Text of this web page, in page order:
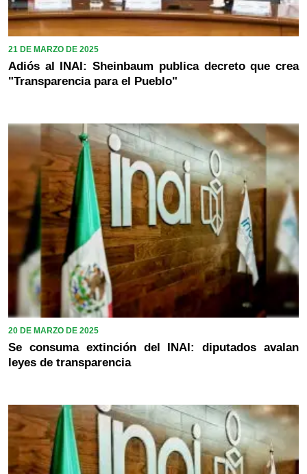
21 DE MARZO DE 2025
Adiós al INAI: Sheinbaum publica decreto que crea
"Transparencia para el Pueblo"
20 DE MARZO DE 2025
Se consuma extinción del INAI: diputados avalan
leyes de transparencia